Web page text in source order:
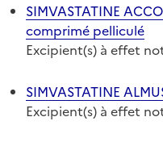
SIMVASTATINE
comprimé pelliculé
Excipient(s) à effet
SIMVASTATINE
Excipient(s) à effet